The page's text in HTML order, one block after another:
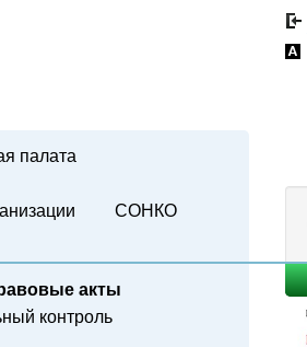
палата
СОНКО
акты
контроль